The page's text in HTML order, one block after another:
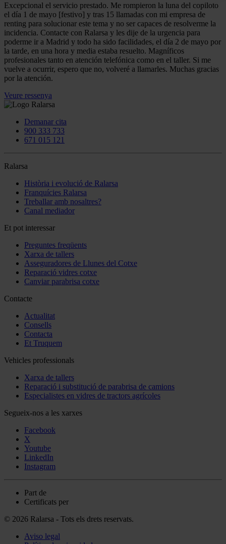
Excepcional el servicio prestado. Me rompieron la luna del copiloto
el día 1 de mayo [festivo] y tras 15 llamadas con mi empresa de
renting para solucionar este tema y no ser capaces de resolverme la
incidencia. Contacte con Ralarsa y les dije de la urgencia para
poderme ir a Madrid y todo ha sido facilidades, el día 2 de mayo por
la tarde, en una hora y media estaba resuelto. Magníficos
profesionales tanto en atención telefónica como en el taller. Si me
vuelve a ocurrir, espero que no, volveré a llamarles. Muchas gracias
por la atención.
Veure ressenya
Demanar cita
900 333 733
671 015 121
Ralarsa
Història i evolució de Ralarsa
Franquícies Ralarsa
Treballar amb nosaltres?
Canal mediador
Et pot interessar
Preguntes freqüents
Xarxa de tallers
Asseguradores de Llunes del Cotxe
Reparació vidres cotxe
Canviar parabrisa cotxe
Contacte
Actualitat
Consells
Contacta
Et Truquem
Vehicles professionals
Xarxa de tallers
Reparació i substitució de parabrisa de camions
Especialistes en vidres de tractors agrícoles
Segueix-nos a les xarxes
Facebook
X
Youtube
LinkedIn
Instagram
Part de
Certificats per
© 2026 Ralarsa - Tots els drets reservats.
Aviso legal